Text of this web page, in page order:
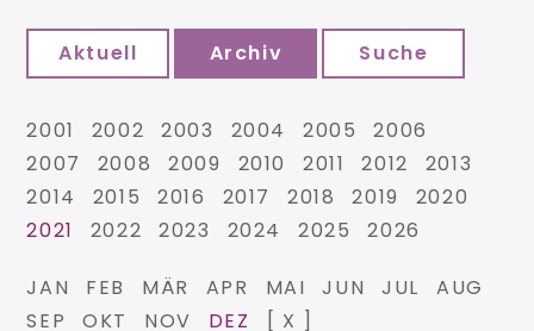
Aktuell Archiv Suche
2001 2002 2003 2004 2005
2006
2007
2008 2009 2010 2011 2012
2013
2014
2015 2016 2017 2018 2019
2020
2021
2022 2023 2024 2025 2026
JAN FEB MÄR APR MAI JUN JUL
AUG
SEP
OKT NOV DEZ [ X ]